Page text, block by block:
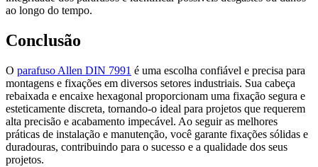
ao longo do tempo.
Conclusão
O parafuso Allen DIN 7991 é uma escolha confiável e precisa para
montagens e fixações em diversos setores industriais. Sua cabeça
rebaixada e encaixe hexagonal proporcionam uma fixação segura e
esteticamente discreta, tornando-o ideal para projetos que requerem
alta precisão e acabamento impecável. Ao seguir as melhores
práticas de instalação e manutenção, você garante fixações sólidas e
duradouras, contribuindo para o sucesso e a qualidade dos seus
projetos.